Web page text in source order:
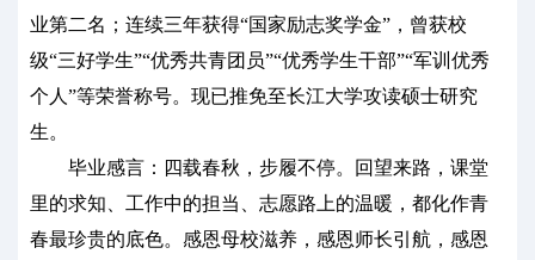
业第二名；连续三年获得“国家励志奖学金”，曾获校
级“三好学生”“优秀共青团员”“优秀学生干部”“军训优秀
个人”等荣誉称号。现已推免至长江大学攻读硕士研究
生。
毕业感言：四载春秋，步履不停。回望来路，课堂
里的求知、工作中的担当、志愿路上的温暖，都化作青
春最珍贵的底色。感恩母校滋养，感恩师长引航，感恩